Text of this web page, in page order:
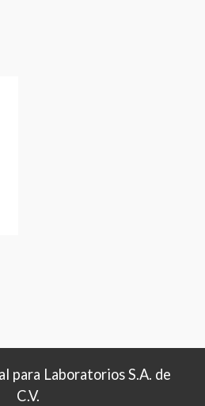
para Laboratorios S.A. de
C.V.